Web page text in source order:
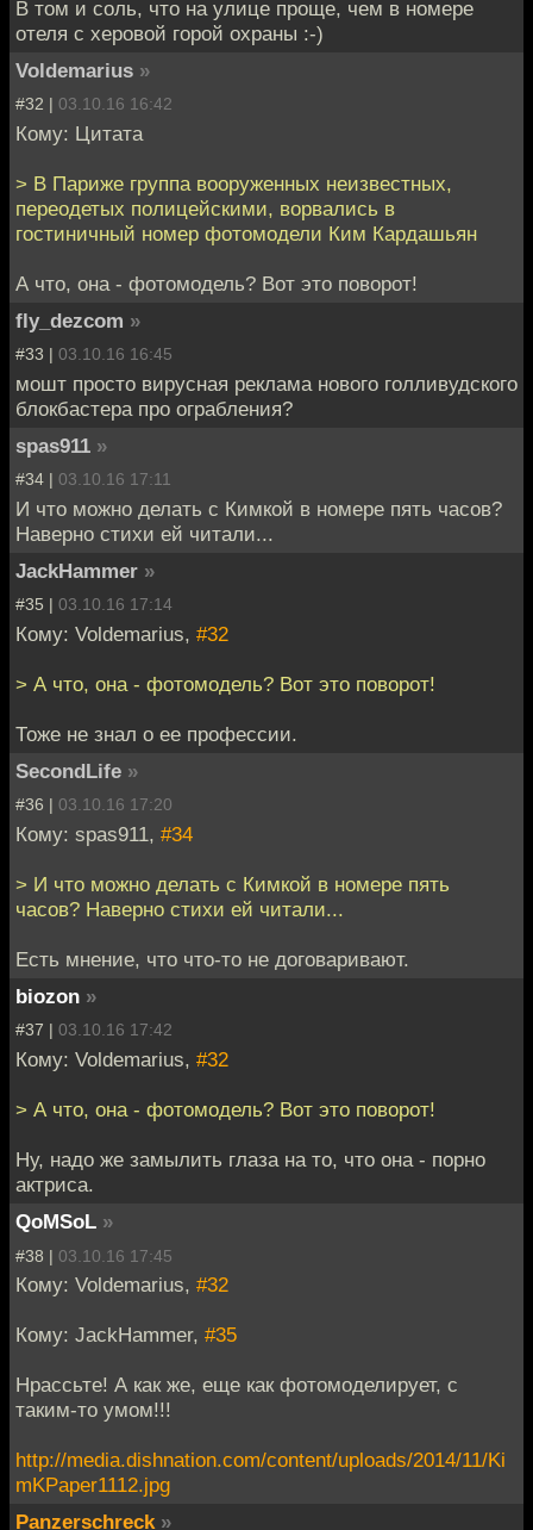
В том и соль, что на улице проще, чем в номере
отеля с херовой горой охраны :-)
Voldemarius »
#32 | 03.10.16 16:42
Кому: Цитата
> В Париже группа вооруженных неизвестных,
переодетых полицейскими, ворвались в
гостиничный номер фотомодели Ким Кардашьян
А что, она - фотомодель? Вот это поворот!
fly_dezcom »
#33 | 03.10.16 16:45
мошт просто вирусная реклама нового голливудского
блокбастера про ограбления?
spas911 »
#34 | 03.10.16 17:11
И что можно делать с Кимкой в номере пять часов?
Наверно стихи ей читали...
JackHammer »
#35 | 03.10.16 17:14
Кому: Voldemarius, #32
> А что, она - фотомодель? Вот это поворот!
Тоже не знал о ее профессии.
SecondLife »
#36 | 03.10.16 17:20
Кому: spas911, #34
> И что можно делать с Кимкой в номере пять
часов? Наверно стихи ей читали...
Есть мнение, что что-то не договаривают.
biozon »
#37 | 03.10.16 17:42
Кому: Voldemarius, #32
> А что, она - фотомодель? Вот это поворот!
Ну, надо же замылить глаза на то, что она - порно
актриса.
QoMSoL »
#38 | 03.10.16 17:45
Кому: Voldemarius, #32
Кому: JackHammer, #35
Нрассьте! А как же, еще как фотомоделирует, с
таким-то умом!!!
http://media.dishnation.com/content/uploads/2014/11/Ki
mKPaper1112.jpg
Panzerschreck »